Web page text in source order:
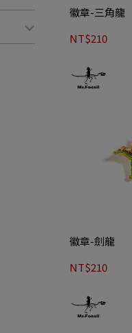
徽章-三角龍
NT$210
徽章-劍龍
NT$210